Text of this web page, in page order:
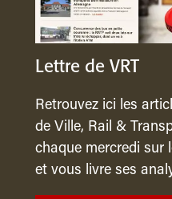
Lettre de VRT
Retrouvez ici les
de Ville, Rail &
chaque mercredi sur
et vous livre ses